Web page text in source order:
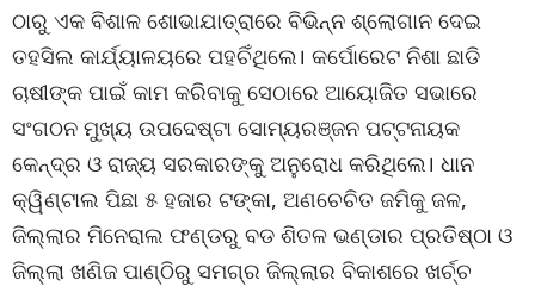
ଠାରୁ ଏକ ବିଶାଳ ଶୋଭାଯାତ୍ରାରେ ବିଭିନ୍ନ ଶ୍ଲୋଗାନ ଦେଇ
ତହସିଲ କାର୍ଯ୍ୟାଳୟରେ ପହଚିଁଥିଲେ। କର୍ପୋରେଟ ନିଶା ଛାଡି
ଚାଷୀଙ୍କ ପାଇଁ କାମ କରିବାକୁ ସେଠାରେ ଆୟୋଜିତ ସଭାରେ
ସଂଗଠନ ମୁଖ୍ୟ ଉପଦେଷ୍ଟା ସୋମ୍ୟରଞ୍ଜନ ପଟ୍ଟନାୟକ
କେନ୍ଦ୍ର ଓ ରାଜ୍ୟ ସରକାରଙ୍କୁ ଅନୁରୋଧ କରିଥିଲେ। ଧାନ
କ୍ୱିଣ୍ଟାଲ ପିଛା ୫ ହଜାର ଟଙ୍କା, ଅଣଚେଚିତ ଜମିକୁ ଜଳ,
ଜିଲ୍ଲାର ମିନେରାଲ ଫଣ୍ଡରୁ ବଡ ଶିତଳ ଭଣ୍ଡାର ପ୍ରତିଷ୍ଠା ଓ
ଜିଲ୍ଲା ଖଣିଜ ପାଣ୍ଠିରୁ ସମଗ୍ର ଜିଲ୍ଲାର ବିକାଶରେ ଖର୍ଚ୍ଚ